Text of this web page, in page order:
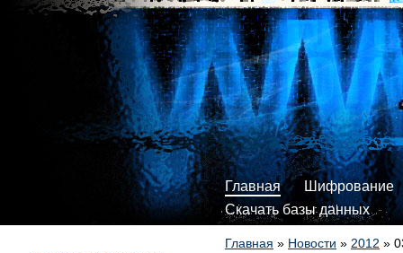
Главная
Шифрование
Скачать базы данных
Главная » Новости » 2012 »